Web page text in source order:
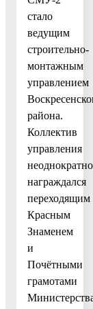
стало
ведущим
строительно-
монтажным
управлением
района.
Коллектив
управления
неоднократно
награждался
переходящим
Красным
Знаменем
и
Почётными
грамотами